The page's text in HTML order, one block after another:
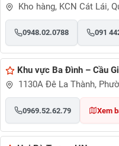
Kho hàng, KCN Cát Lái,
0948.02.0788 091
Khu vực Ba Đình – Cầu
1130A Đê La Thành,
0969.52.62.79 Xem